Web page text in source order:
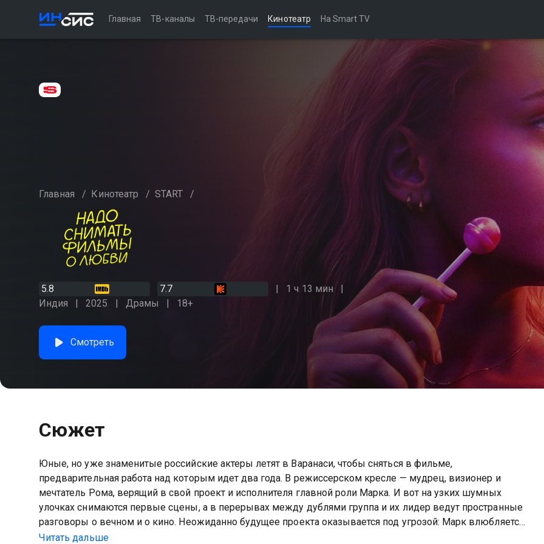
Главная ТВ-каналы ТВ-передачи Кинотеатр На Smart TV
Главная / Кинотеатр / START /
5.8 7.7
1 ч 13 мин
Индия
2025 Драмы 18+
Смотреть
Сюжет
Юные, но уже знаменитые российские актеры летят в Варанаси, чтобы сняться в фильме,
предварительная работа над которым идет два года. В режиссерском кресле — мудрец, визионер и
мечтатель Рома, верящий в свой проект и исполнителя главной роли Марка. И вот на узких шумных
улочках снимаются первые сцены, а в перерывах между дублями группа и их лидер ведут пространные
разговоры о вечном и о кино. Неожиданно будущее проекта оказывается под угрозой: Марк влюбляется
в прекрасную незнакомку и вместо съемок проводит время с ней.
Читать дальше